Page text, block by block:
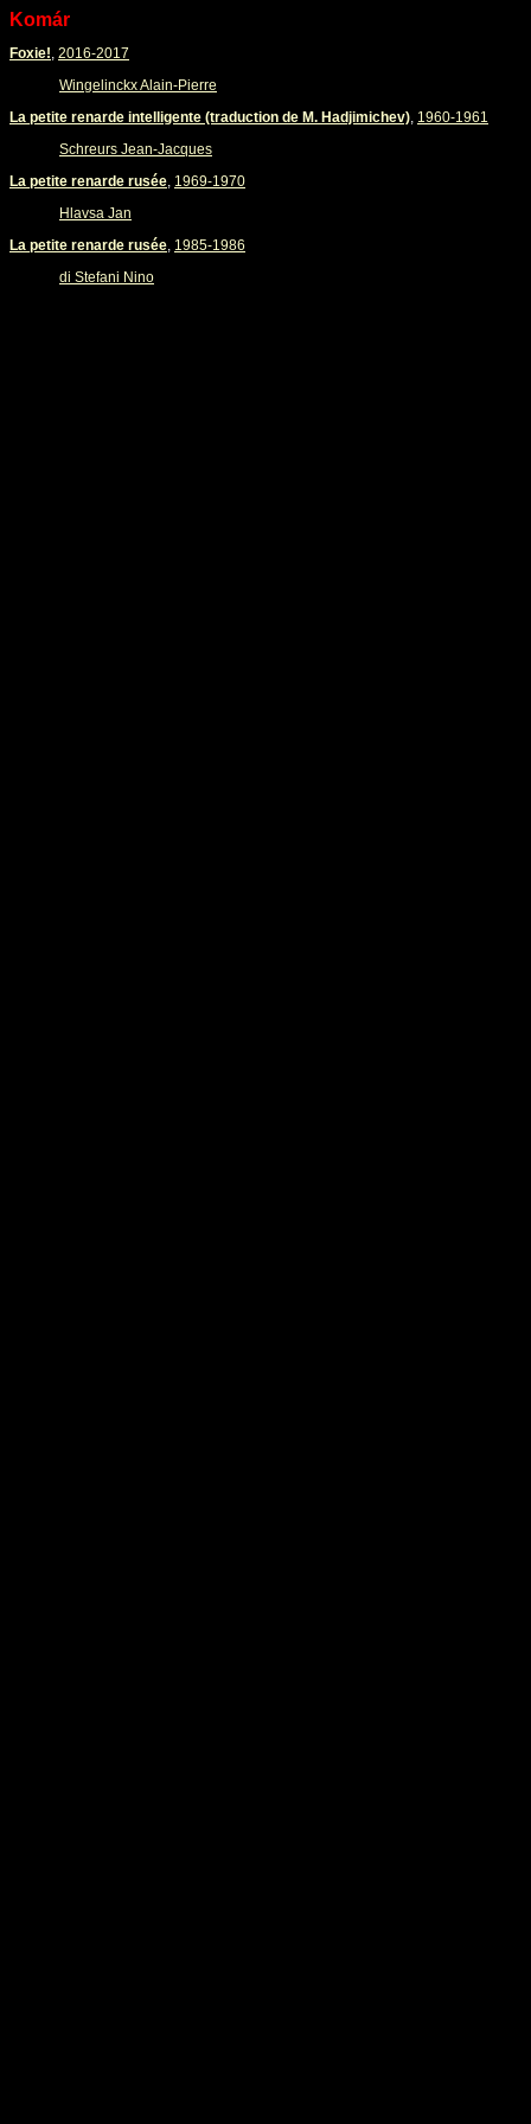
Komár
Foxie!, 2016-2017
Wingelinckx Alain-Pierre
La petite renarde intelligente (traduction de M. Hadjimichev), 1960-1961
Schreurs Jean-Jacques
La petite renarde rusée, 1969-1970
Hlavsa Jan
La petite renarde rusée, 1985-1986
di Stefani Nino